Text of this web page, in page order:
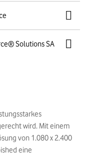
Solutions SA
wird. Mit einem
von 1.080 x 2.400
eine